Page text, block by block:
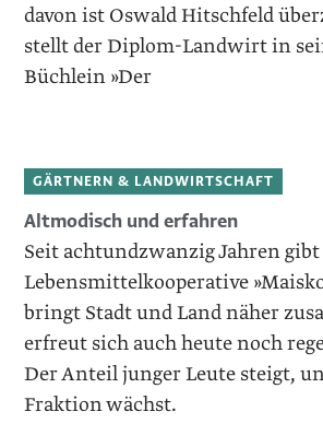
davon ist Oswald Hitschfeld
stellt der Diplom-Landwirt in
Büchlein »Der
GÄRTNERN & LANDWIRTSCHAFT
Altmodisch und erfahren
Seit achtundzwanzig Jahren
Lebensmittel­kooperative
bringt Stadt und Land näher
erfreut sich auch heute noch
Der Anteil junger Leute steigt,
Fraktion wächst.